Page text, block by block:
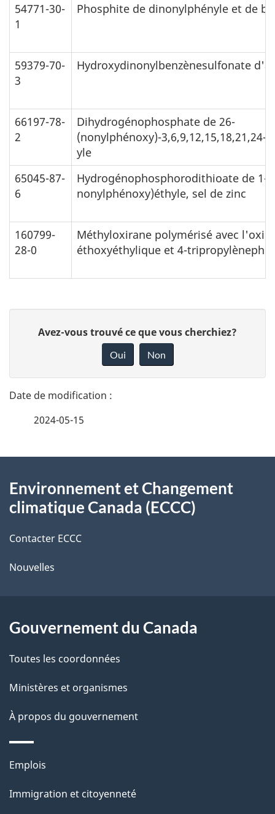
54771-30-
1
Phosphite de dinonylphényle et de
59379-70-
3
Hydroxydinonylbenzènesulfonate
66197-78-
2
Dihydrogénophosphate de 26-
(nonylphénoxy)-3,6,9,12,15,18,21,24-
yle
65045-87-
6
Hydrogénophosphorodithioate de 1-
nonylphénoxy)éthyle, sel de zinc
160799-
28-0
Méthyloxirane polymérisé avec
éthoxyéthylique et 4-
t
a
l
s
d
e
l
a
g
e
n
o
t
r
r
t
a
c
i
o
s
u
r
Avez-vous trouvé ce que vous cherchiez?
Oui Non
2024-05-15
propos
ce
site
Environnement et Changement
climatique Canada (ECCC)
Contacter ECCC
Nouvelles
Gouvernement du Canada
Toutes les coordonnées
Ministères et organismes
À propos du gouvernement
Thèmes
sujets
Emplois
Immigration et citoyenneté